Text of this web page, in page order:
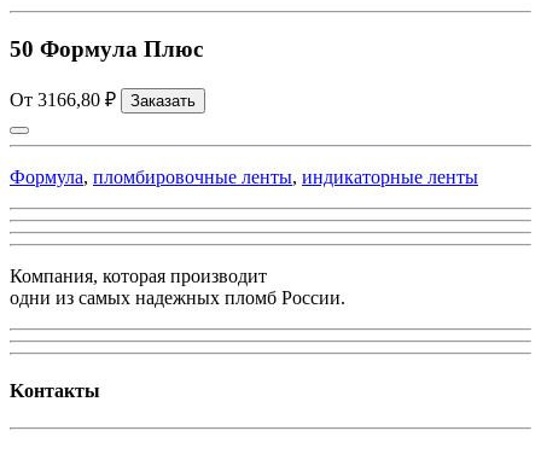
50 Формула Плюс
От 3166,80 ₽ Заказать
Формула, пломбировочные ленты, индикаторные ленты
Компания, которая производит
одни из самых надежных пломб России.
Kонтакты